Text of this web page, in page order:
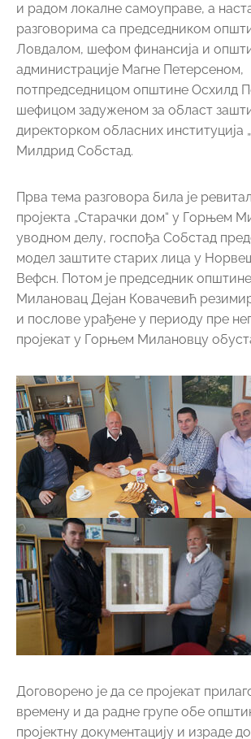
и радом локалне самоуправе, а
разговорима са председником
Ловдалом, шефом финансија и
администрације Магне Петерсеном,
потпредседницом општине Осхилд
шефицом задуженом за област
директорком обласних институција
Милдрид Собстад.
Прва тема разговора била је
пројекта „Старачки дом“ у Горњем
уводном делу, госпођа Собстад
модел заштите старих лица у
Вефсн. Потом је председник
Милановац Дејан Ковачевић
и послове урађене у периоду пре
пројекат у Горњем Милановцу
Договорено је да се пројекат
времену и да радне групе обе
пројектну документацију и израде